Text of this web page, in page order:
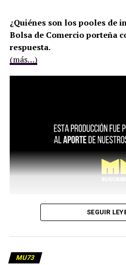
¿Quiénes son los pooles de
Bolsa de Comercio porteña
respuesta.
(más…)
SEGUIR
MU73